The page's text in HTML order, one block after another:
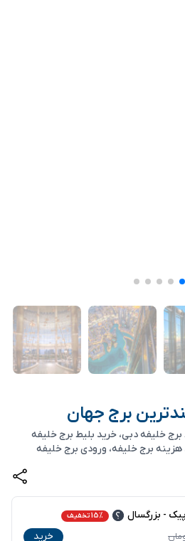
برج جهان
خلیفه دبی، خرید بلیط برج خلیفه
برج خلیفه، ورودی برج خلیفه
15% تخفیف
خرید